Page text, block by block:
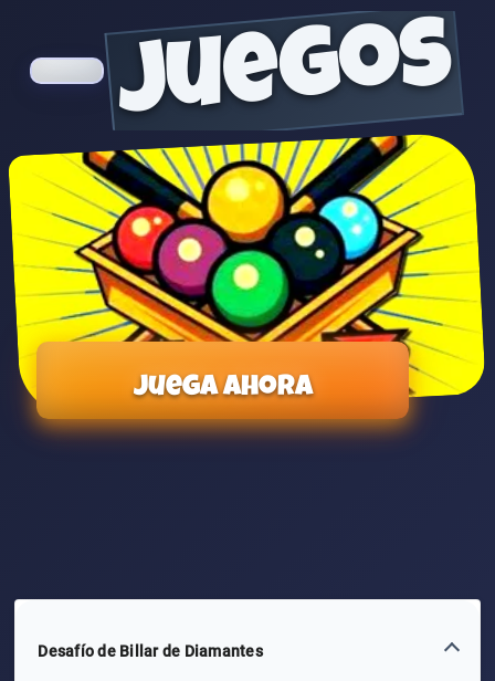
juegos
Juega ahora
Desafío de Billar de Diamantes